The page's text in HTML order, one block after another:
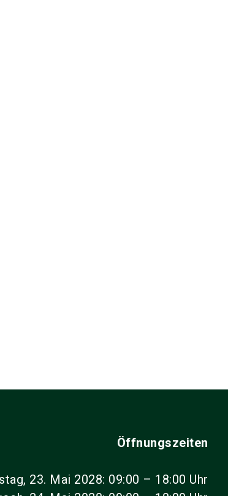
Öffnungszeiten
23. Mai 2028: 09:00 – 18:00 Uhr